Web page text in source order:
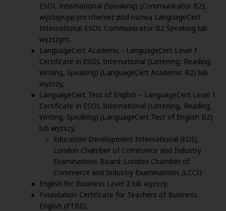
ESOL International (Speaking) (Communicator B2),
występującym również pod nazwą LanguageCert
International ESOL Communicator B2 Speaking lub
wyższym,
LanguageCert Academic - LanguageCert Level 1
Certificate in ESOL International (Listening, Reading,
Writing, Speaking) (LanguageCert Academic B2) lub
wyższy,
LanguageCert Test of English – LanguageCert Level 1
Certificate in ESOL International (Listening, Reading,
Writing, Speaking) (LanguageCert Test of English B2)
lub wyższy,
Education Development International (EDI),
London Chamber of Commerce and Industry
Examinations Board: London Chamber of
Commerce and Industry Examinations (LCCI):
English for Business Level 2 lub wyższy,
Foundation Certificate for Teachers of Business
English (FTBE),